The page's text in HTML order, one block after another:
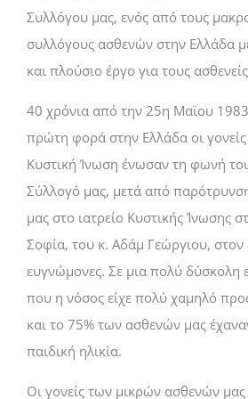
Συλλόγου μας, ενός από τους
συλλόγους ασθενών στην Ελλάδα
και πλούσιο έργο για τους
40 χρόνια από την 25η Μαϊου
πρώτη φορά στην Ελλάδα οι
Κυστική Ίνωση ένωσαν τη φωνή
Σύλλογό μας, μετά από
μας στο ιατρείο Κυστικής Ίνωσης
Σοφία, του κ. Αδάμ Γεώργιου, στον
ευγνώμονες. Σε μια πολύ δύσκολη
που η νόσος είχε πολύ χαμηλό
και το 75% των ασθενών μας
παιδική ηλικία.
Οι γονείς των μικρών ασθενών μας